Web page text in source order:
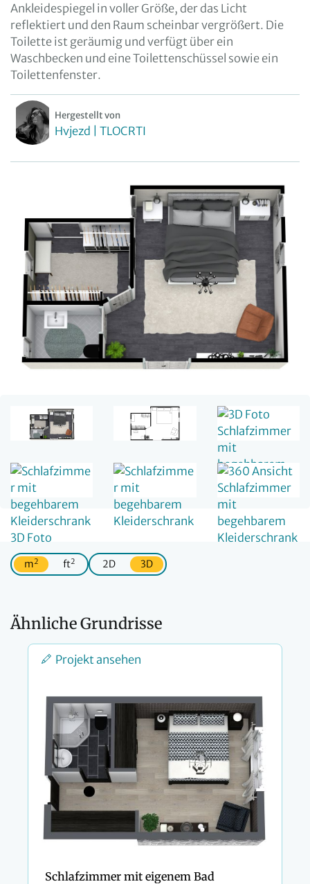
Ankleidespiegel in voller Größe, der das Licht
reflektiert und den Raum scheinbar vergrößert. Die
Toilette ist geräumig und verfügt über ein
Waschbecken und eine Toilettenschüssel sowie ein
Toilettenfenster.
Hergestellt von
Hvjezd | TLOCRTI
m2 ft2 2D 3D
Ähnliche Grundrisse
Projekt ansehen
Schlafzimmer mit eigenem Bad